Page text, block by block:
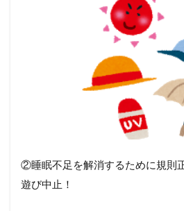
②睡眠不足を解消するために規則
遊び中止！